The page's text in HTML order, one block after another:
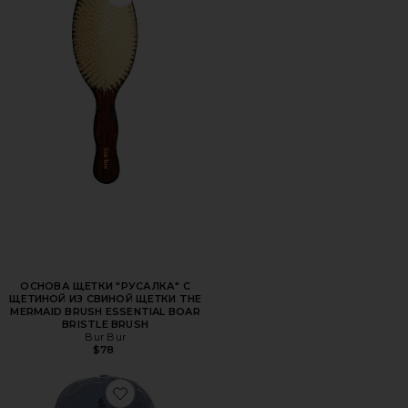
ОСНОВА ЩЕТКИ "РУСАЛКА" С
ЩЕТИНОЙ ИЗ СВИНОЙ ЩЕТКИ THE
MERMAID BRUSH ESSENTIAL BOAR
BRISTLE BRUSH
Bur Bur
$78
Favorite ШЛЯПА